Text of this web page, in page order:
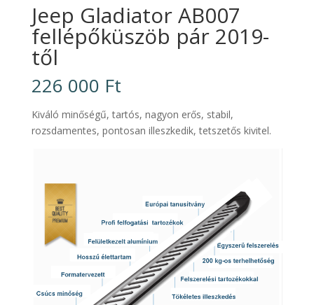
Jeep Gladiator AB007
fellépőküszöb pár 2019-
től
226 000 Ft
Kiváló minőségű, tartós, nagyon erős, stabil,
rozsdamentes, pontosan illeszkedik, tetszetős kivitel.